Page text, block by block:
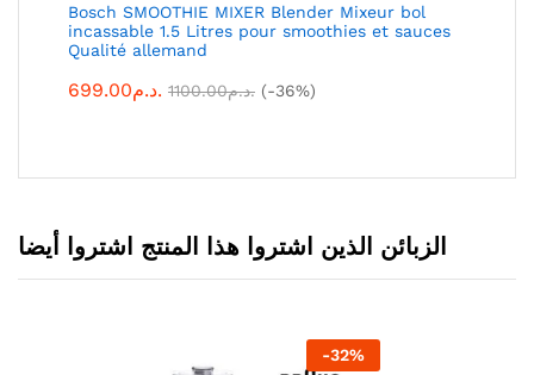
Bosch SMOOTHIE MIXER Blender Mixeur bol
incassable 1.5 Litres pour smoothies et sauces
Qualité allemand
699.00 د.م. 1100.00 د.م. (-36%)
الزبائن الذين اشتروا هذا المنتج اشتروا أيضا
-32%